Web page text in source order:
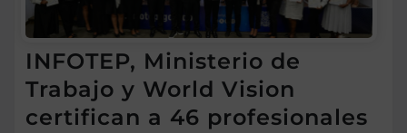
INFOTEP, Ministerio de
Trabajo y World Vision
certifican a 46 profesionales